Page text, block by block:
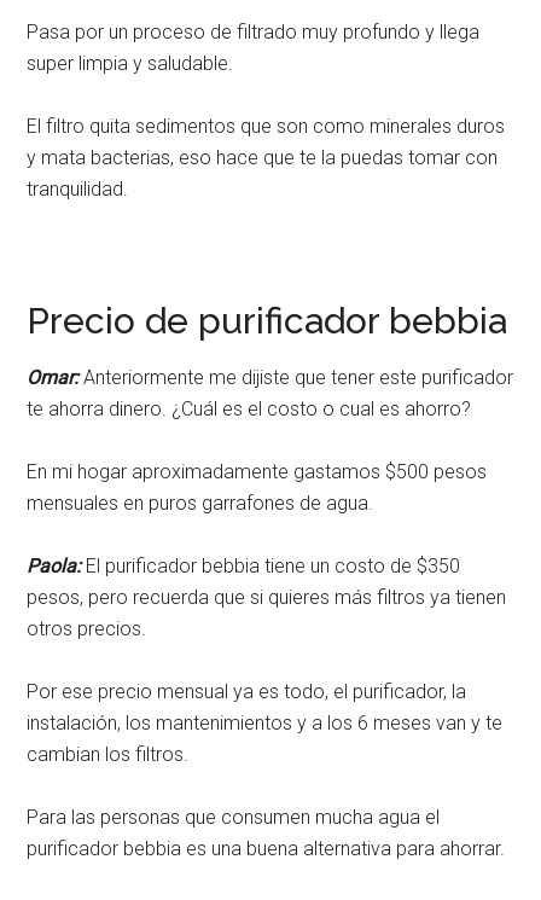
Pasa por un proceso de filtrado muy profundo y llega
super limpia y saludable.
El filtro quita sedimentos que son como minerales duros
y mata bacterias, eso hace que te la puedas tomar con
tranquilidad.
Precio de purificador bebbia
Omar: Anteriormente me dijiste que tener este purificador
te ahorra dinero. ¿Cuál es el costo o cual es ahorro?
En mi hogar aproximadamente gastamos $500 pesos
mensuales en puros garrafones de agua.
Paola:El purificador bebbia tiene un costo de $350
pesos, pero recuerda que si quieres más filtros ya tienen
otros precios.
Por ese precio mensual ya es todo, el purificador, la
instalación, los mantenimientos y a los 6 meses van y te
cambian los filtros.
Para las personas que consumen mucha agua el
purificador bebbia es una buena alternativa para ahorrar.